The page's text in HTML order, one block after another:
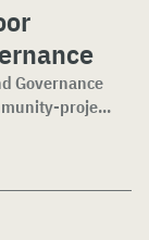
Governance
proje...